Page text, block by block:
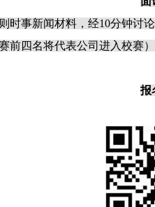
时事新闻材料，经10分钟讨
前四名将代表公司进入校赛）
报